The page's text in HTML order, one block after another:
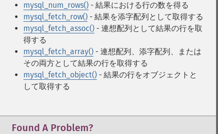
mysql_num_rows() - 結果における行の数を得る
mysql_fetch_row() - 結果を添字配列として取得する
mysql_fetch_assoc() - 連想配列として結果の行を取
得する
mysql_fetch_array() - 連想配列、添字配列、または
その両方として結果の行を取得する
mysql_fetch_object() - 結果の行をオブジェクトと
して取得する
Found A Problem?